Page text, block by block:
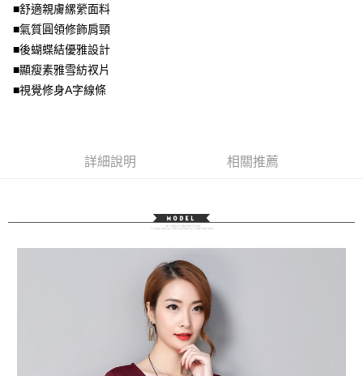
資料（包含姓名、電話或地址）提供予台灣大哥大進項蒐集、處理及利用，
由本公司與您本人進行分期帳單所需資料之確認、核對及更正。
3.完整用戶服務條款，請詳閱以下連結：
※ 交易是否成功請以「AFTEE先享後付 」之結帳頁面顯示為準，若有關於
是否繳費成功／繳費後需取消欲退款等相關疑問，請聯繫「AFTEE先享後付
客戶支援中心」https://netprotections.freshdesk.com/support/home
【注意事項】
易，需依本服務之必要範圍內提供個人資料，並將交易相關給付款項請求債
３．未成年的使用者請事先徵得法定代理人或監護人之同意方可使用
「AFTEE先享後付」，若未經同意申辦者引起之損失，本公司不負相關責
請求用戶進行身份認證。
付款後7-11取貨
每筆NT$70，滿NT$699(含以上)免運費
宅配
■舒適親膚縲縈面料
■氣質圓領修飾肩頸
■後蝴蝶結優雅設計
■顯瘦素雅雪紡衩片
■視覺修身A字線條
詳細說明 相關推薦